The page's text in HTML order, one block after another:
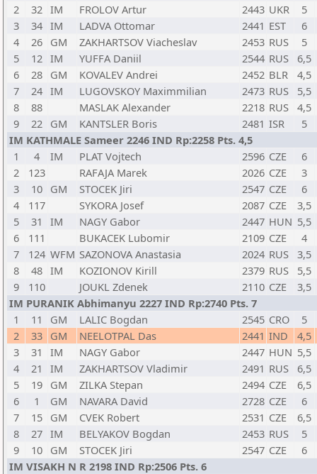
2 32 IM FROLOV Artur 2443 UKR
5
3
34 IM LADVA Ottomar 2441 EST
6
4
26 GM ZAKHARTSOV Viacheslav 2453 RUS
5
5
12 IM YUFFA Daniil 2544 RUS
6,5
6
28 GM KOVALEV Andrei 2452 BLR
4,5
7
24 IM LUGOVSKOY Maximmilian 2473 RUS
5,5
8
88 MASLAK Alexander 2218 RUS
4,5
9
22 GM KANTSLER Boris 2481 ISR
5
IM KATHMALE Sameer 2246 IND Rp:2258 Pts. 4,5
1
4 IM PLAT Vojtech 2596 CZE
6
2
123 RAFAJA Marek 2026 CZE
3
3
10 GM STOCEK Jiri 2547 CZE
6
4
117 SYKORA Josef 2087 CZE
3,5
5
31 IM NAGY Gabor 2447 HUN 5,5
6
111 BUKACEK Lubomir 2109 CZE
4
7
124 WFM SAZONOVA Anastasia 2024 RUS
3,5
8
48 IM KOZIONOV Kirill 2379 RUS
5,5
9
110 JOUKL Zdenek 2110 CZE
3,5
IM PURANIK Abhimanyu 2227 IND Rp:2740 Pts. 7
1
11 GM LALIC Bogdan 2545 CRO
5
2
33 GM NEELOTPAL Das 2441 IND
4,5
3
31 IM NAGY Gabor 2447 HUN 5,5
4
21 IM ZAKHARTSOV Vladimir 2491 RUS
6,5
5
19 GM ZILKA Stepan 2494 CZE
6,5
6
1 GM NAVARA David 2728 CZE
6
7
15 GM CVEK Robert 2531 CZE
6,5
8
27 IM BELYAKOV Bogdan 2453 RUS
5
9
10 GM STOCEK Jiri 2547 CZE
6
IM VISAKH N R 2198 IND Rp:2506 Pts. 6